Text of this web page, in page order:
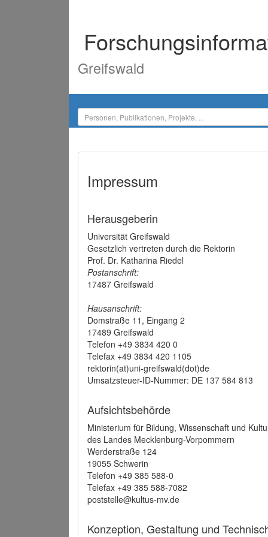
Greifswald
Impressum
Herausgeberin
Universität Greifswald
Gesetzlich vertreten durch die Rektorin
Prof. Dr. Katharina Riedel
Postanschrift:
17487 Greifswald
Hausanschrift:
Domstraße 11, Eingang 2
17489 Greifswald
Telefon +49 3834 420 0
Telefax +49 3834 420 1105
rektorin(at)uni-greifswald(dot)de
Umsatzsteuer-ID-Nummer: DE 137 584 813
Aufsichtsbehörde
Ministerium für Bildung, Wissenschaft und
des Landes Mecklenburg-Vorpommern
Werderstraße 124
19055 Schwerin
Telefon +49 385 588-0
Telefax +49 385 588-7082
poststelle@kultus-mv.de
Konzeption, Gestaltung und